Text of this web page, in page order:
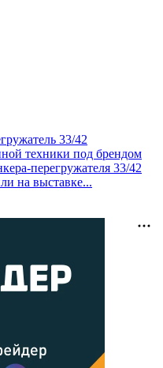
33/42
техники под брендом
перегружателя 33/42
на выставке...